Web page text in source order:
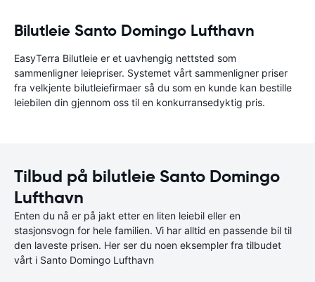
Bilutleie Santo Domingo Lufthavn
EasyTerra Bilutleie er et uavhengig nettsted som
sammenligner leiepriser. Systemet vårt sammenligner priser
fra velkjente bilutleiefirmaer så du som en kunde kan bestille
leiebilen din gjennom oss til en konkurransedyktig pris.
Tilbud på bilutleie Santo Domingo
Lufthavn
Enten du nå er på jakt etter en liten leiebil eller en
stasjonsvogn for hele familien. Vi har alltid en passende bil til
den laveste prisen. Her ser du noen eksempler fra tilbudet
vårt i Santo Domingo Lufthavn